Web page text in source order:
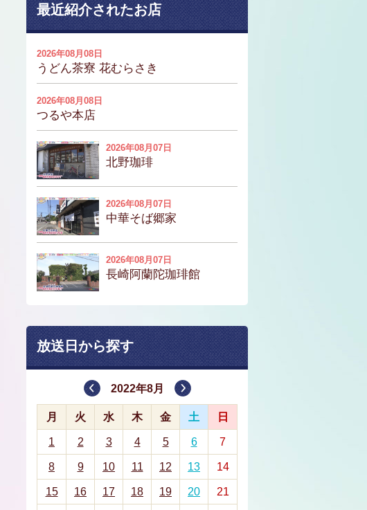
最近紹介されたお店
2026年08月08日
うどん茶寮 花むらさき
2026年08月08日
つるや本店
2026年08月07日
北野珈琲
2026年08月07日
中華そば郷家
2026年08月07日
長崎阿蘭陀珈琲館
放送日から探す
2022年8月
月 火 水 木 金 土 日
1 2 3 4 5 6 7
8 9 10 11 12 13 14
15 16 17 18 19 20 21